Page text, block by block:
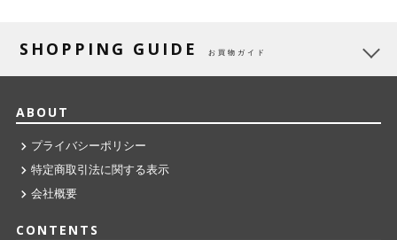
SHOPPING GUIDE お買物ガイド
ABOUT
プライバシーポリシー
特定商取引法に関する表示
会社概要
CONTENTS